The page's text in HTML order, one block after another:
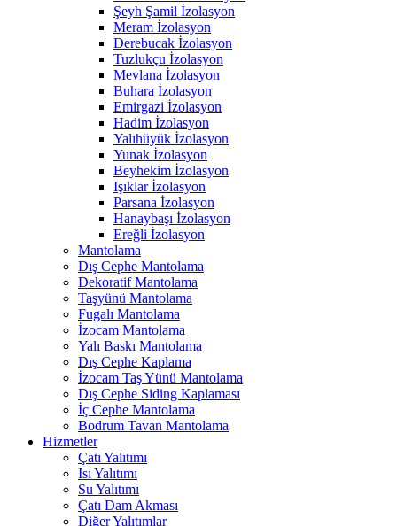
Şeyh Şamil İzolasyon
Meram İzolasyon
Derebucak İzolasyon
Tuzlukçu İzolasyon
Mevlana İzolasyon
Buhara İzolasyon
Emirgazi İzolasyon
Hadim İzolasyon
Yalıhüyük İzolasyon
Yunak İzolasyon
Beyhekim İzolasyon
Işıklar İzolasyon
Parsana İzolasyon
Hanaybaşı İzolasyon
Ereğli İzolasyon
Mantolama
Dış Cephe Mantolama
Dekoratif Mantolama
Taşyünü Mantolama
Fugalı Mantolama
İzocam Mantolama
Yalı Baskı Mantolama
Dış Cephe Kaplama
İzocam Taş Yünü Mantolama
Dış Cephe Siding Kaplaması
İç Cephe Mantolama
Bodrum Tavan Mantolama
Hizmetler
Çatı Yalıtımı
Isı Yalıtımı
Su Yalıtımı
Çatı Dam Akması
Diğer Yalıtımlar